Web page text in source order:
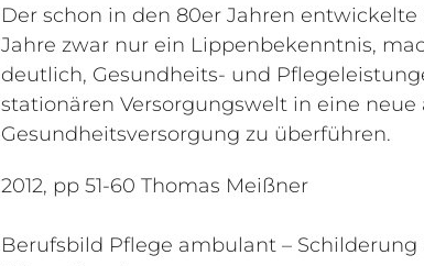
Der schon in den 80er Jahren
Jahre zwar nur ein Lippenbekenntnis,
deutlich, Gesundheits- und
stationären Versorgungswelt in eine
Gesundheitsversorgung zu überführen.
2012, pp 51-60 Thomas Meißner
Berufsbild Pflege ambulant –